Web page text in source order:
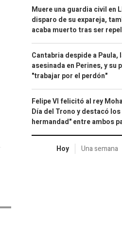
Muere una guardia civil en
disparo de su expareja,
acaba muerto tras ser
Cantabria despide a Paula,
asesinada en Perines, y su
"trabajar por el perdón"
Felipe VI felicitó al rey
Día del Trono y destacó
hermandad" entre ambos
Hoy Una semana